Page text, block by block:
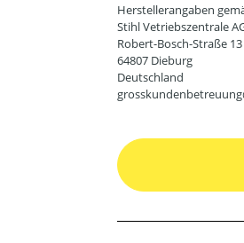
Herstellerangaben
Stihl Vetriebszentrale
Robert-Bosch-Straße 13
64807 Dieburg
Deutschland